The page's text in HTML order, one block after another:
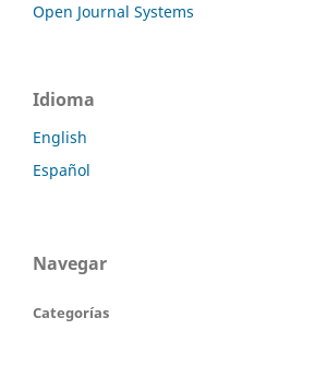
Open Journal Systems
Idioma
English
Español
Navegar
Categorías